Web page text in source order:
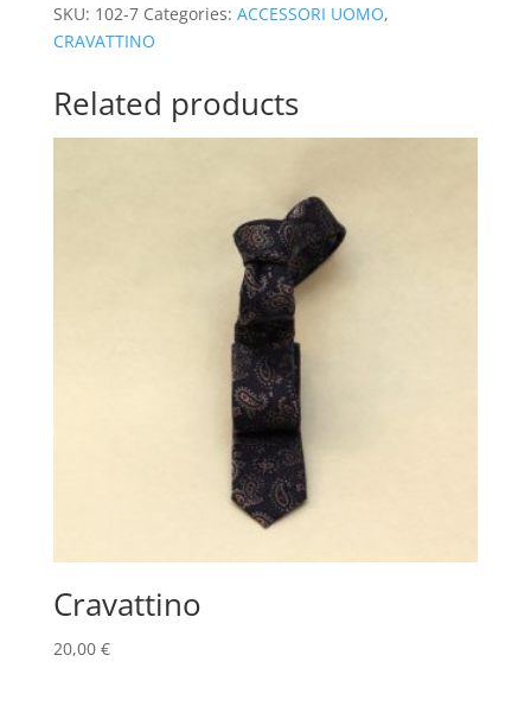
SKU: 102-7 Categories: ACCESSORI UOMO,
CRAVATTINO
Related products
Cravattino
20,00 €